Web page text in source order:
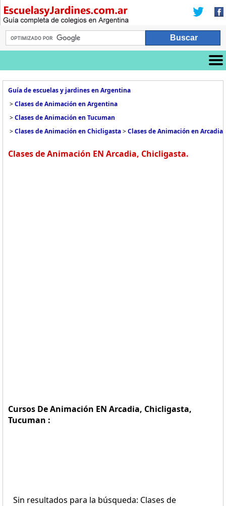
Guía de escuelas y jardines en Argentina
>Clases de Animación en Argentina
>Clases de Animación en Tucuman
>Clases de Animación en Chicligasta>Clases de Animación en Arcadia
Clases de Animación EN Arcadia, Chicligasta.
Cursos De Animación EN Arcadia, Chicligasta,
Tucuman :
Sin resultados para la búsqueda: Clases de